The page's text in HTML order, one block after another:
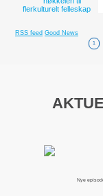
RSS feed Good News
1
Nye